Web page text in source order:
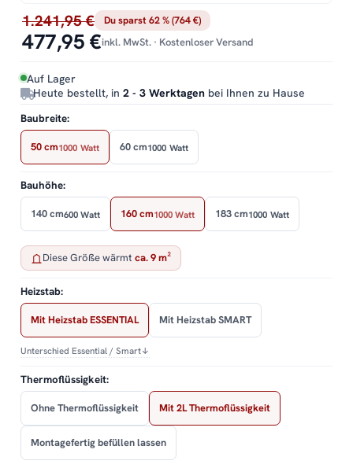
1.241,95 € Du sparst 62 % (764 €)
477,95 €inkl. MwSt. · Kostenloser Versand
Auf Lager
Heute bestellt, in 2 - 3 Werktagen bei Ihnen zu Hause
Baubreite:
50 cm1000 Watt 60 cm1000 Watt
Bauhöhe:
140 cm600 Watt 160 cm1000 Watt 183 cm1000 Watt
Diese Größe wärmt ca. 9 m²
Heizstab:
Mit Heizstab ESSENTIAL Mit Heizstab SMART
Unterschied Essential / Smart↓
Thermoflüssigkeit:
Ohne Thermoflüssigkeit Mit 2L Thermoflüssigkeit
Montagefertig befüllen lassen